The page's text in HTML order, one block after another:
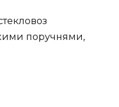
поручнями,